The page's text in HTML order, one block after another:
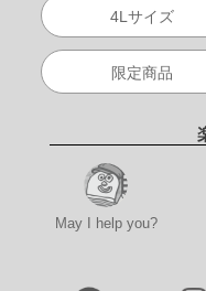
4Lサイズ
限定商品
May I help you?